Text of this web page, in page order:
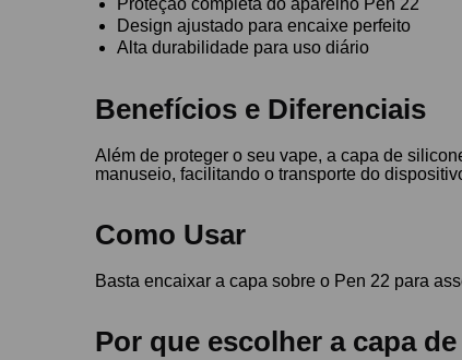
Proteção completa do aparelho Pen 22
Design ajustado para encaixe perfeito
Alta durabilidade para uso diário
Benefícios e Diferenciais
Além de proteger o seu vape, a capa de
manuseio, facilitando o transporte do
Como Usar
Basta encaixar a capa sobre o Pen 22 para
Por que escolher a capa